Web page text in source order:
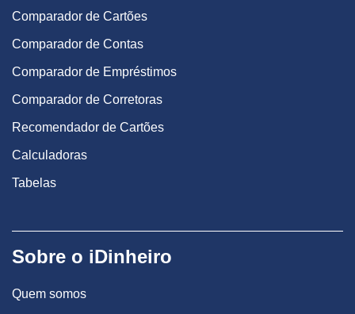
Comparador de Cartões
Comparador de Contas
Comparador de Empréstimos
Comparador de Corretoras
Recomendador de Cartões
Calculadoras
Tabelas
Sobre o iDinheiro
Quem somos